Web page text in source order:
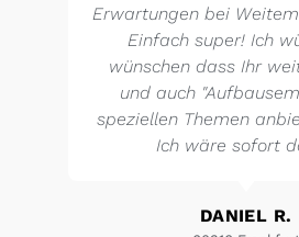
Erwartungen bei
Einfach super! Ich
wünschen dass Ihr
und auch
speziellen Themen
Ich wäre sofort
DANIEL R.